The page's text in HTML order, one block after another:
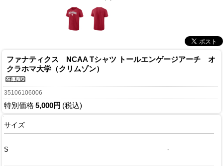
ファナティクス NCAA Tシャツ トールエンゲージアーチ オ
クラホマ大学（クリムゾン）
35106106006
特別価格 5,000円 (税込)
サイズ
S -